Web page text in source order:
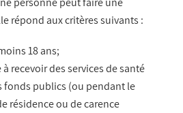
répond aux critères suivants :
18 ans;
recevoir des services de santé
fonds publics (ou pendant le
résidence ou de carence